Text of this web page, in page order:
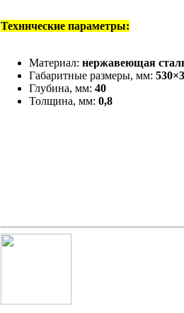
Технические параметры:
Материал: нержавеющая
Габаритные размеры, мм:
Глубина, мм: 40
Толщина, мм: 0,8